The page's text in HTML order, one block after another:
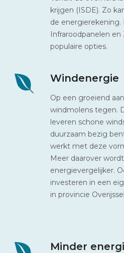
krijgen (ISDE). Zo
de
Infraroodpanelen
populaire opties.
Windenergie
Op een groeiend
windmolens tegen.
leveren schone
duurzaam bezig
werkt met deze
Meer daarover
energievergelijker.
investeren in een
in provincie
Minder